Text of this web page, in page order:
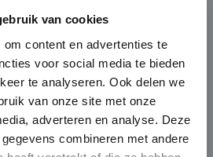
van cookies
content en advertenties te
voor social media te bieden
te analyseren. Ook delen we
van onze site met onze
adverteren en analyse. Deze
combineren met andere
markt verandert
Castings speelt hier
in met haar
high end gietdelen